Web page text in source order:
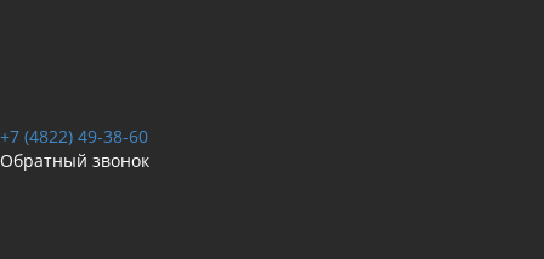
+7 (4822) 49-38-60
Обратный звонок